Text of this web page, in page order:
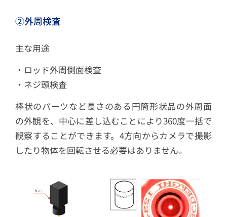
②外周検査
主な用途
・ロッド外周側面検査
・ネジ頭検査
棒状のパーツなど長さのある円筒形状品の外周面
の外観を、中心に差し込むことにより360度一括で
観察することができます。4方向からカメラで撮影
したり物体を回転させる必要はありません。